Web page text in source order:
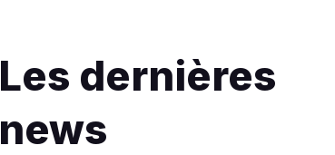
Les dernières
news